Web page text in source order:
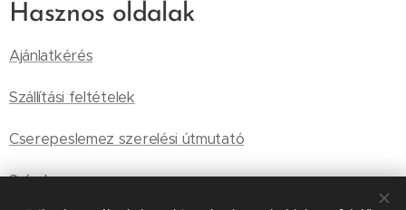
Hasznos oldalak
Ajánlatkérés
Szállítási feltételek
Cserepeslemez szerelési útmutató
Színek